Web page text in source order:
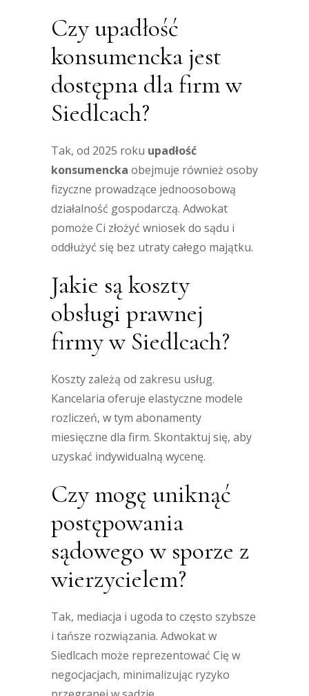
Czy upadłość
konsumencka jest
dostępna dla firm w
Siedlcach?
Tak, od 2025 roku upadłość
konsumencka obejmuje również osoby
fizyczne prowadzące jednoosobową
działalność gospodarczą. Adwokat
pomoże Ci złożyć wniosek do sądu i
oddłużyć się bez utraty całego majątku.
Jakie są koszty
obsługi prawnej
firmy w Siedlcach?
Koszty zależą od zakresu usług.
Kancelaria oferuje elastyczne modele
rozliczeń, w tym abonamenty
miesięczne dla firm. Skontaktuj się, aby
uzyskać indywidualną wycenę.
Czy mogę uniknąć
postępowania
sądowego w sporze z
wierzycielem?
Tak, mediacja i ugoda to często szybsze
i tańsze rozwiązania. Adwokat w
Siedlcach może reprezentować Cię w
negocjacjach, minimalizując ryzyko